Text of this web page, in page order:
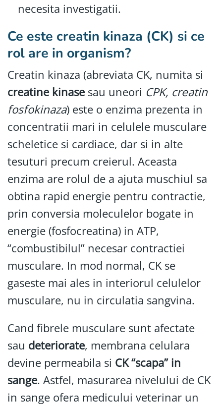
necesita investigatii.
Ce este creatin kinaza (CK) si ce
rol are in organism?
Creatin kinaza (abreviata CK, numita si
creatine kinasesau uneori CPK, creatin
fosfokinaza) este o enzima prezenta in
concentratii mari in celulele musculare
scheletice si cardiace, dar si in alte
tesuturi precum creierul. Aceasta
enzima are rolul de a ajuta muschiul sa
obtina rapid energie pentru contractie,
prin conversia moleculelor bogate in
energie (fosfocreatina) in ATP,
“combustibilul” necesar contractiei
musculare. In mod normal, CK se
gaseste mai ales in interiorul celulelor
musculare, nu in circulatia sangvina.
Cand fibrele musculare sunt afectate
sau deteriorate, membrana celulara
devine permeabila si CK “scapa” in
sange. Astfel, masurarea nivelului de CK
in sange ofera medicului veterinar un